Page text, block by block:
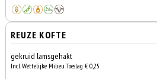
REUZE KOFTE
gekruid lamsgehakt
Incl. Wettelijke Milieu Toeslag € 0,25